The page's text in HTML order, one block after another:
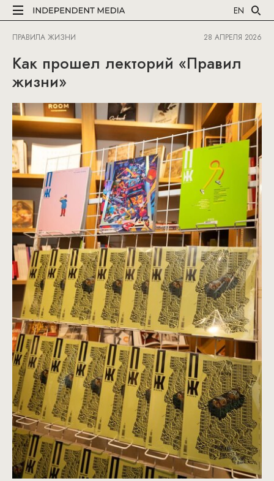
EN
ПРАВИЛА ЖИЗНИ 28 АПРЕЛЯ 2026
Как прошел лекторий «Правил
жизни»